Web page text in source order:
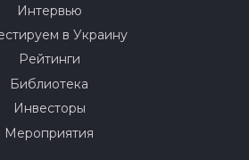
Интервью
в Украину
Рейтинги
Библиотека
Инвесторы
Мероприятия